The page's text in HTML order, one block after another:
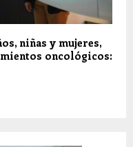
niñas y mujeres,
oncológicos: